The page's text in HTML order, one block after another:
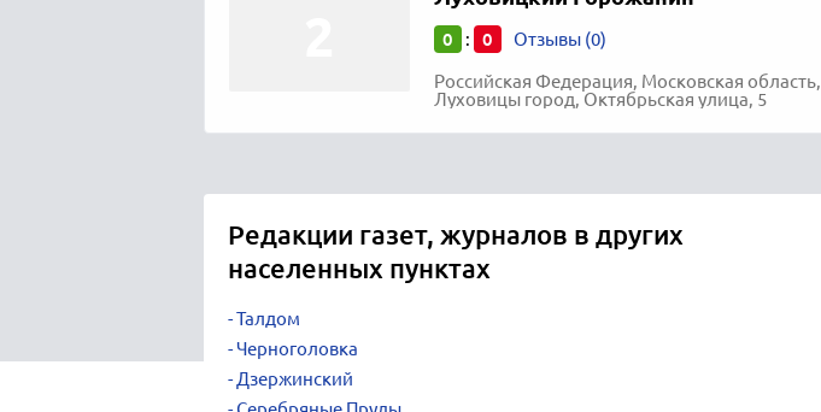
0 : 0 Отзывы (0)
Российская Федерация, Московская область,
Луховицы город, Октябрьская улица, 5
Редакции газет, журналов в других
населенных пунктах
Талдом
Черноголовка
Дзержинский